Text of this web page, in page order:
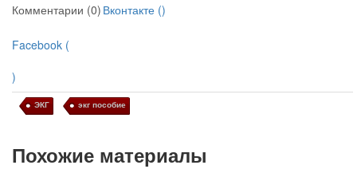
Комментарии (0) Вконтакте ()
Facebook (
)
ЭКГ экг пособие
Похожие материалы